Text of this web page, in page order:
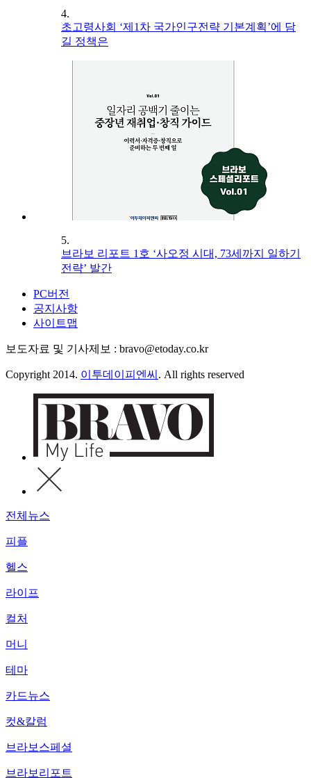
4.
초고령사회 ‘제1차 국가인구전략 기본계획’에 담
길 정책은
5.
브라보 리포트 1호 ‘사오정 시대, 73세까지 일하기
전략’ 발간
PC버전
공지사항
사이트맵
보도자료 및 기사제보 : bravo@etoday.co.kr
Copyright 2014. 이투데이피엔씨 . All rights reserved
전체뉴스
피플
헬스
라이프
컬처
머니
테마
카드뉴스
컷&칼럼
브라보스페셜
브라보리포트